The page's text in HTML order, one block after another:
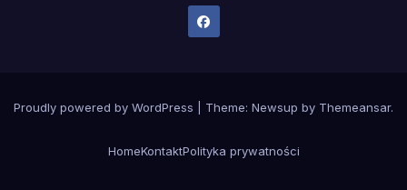
Proudly powered by WordPress Theme: Newsup by Themeansar.
HomeKontaktPolityka prywatności